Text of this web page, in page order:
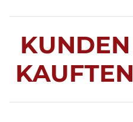
KUNDEN
KAUFTEN